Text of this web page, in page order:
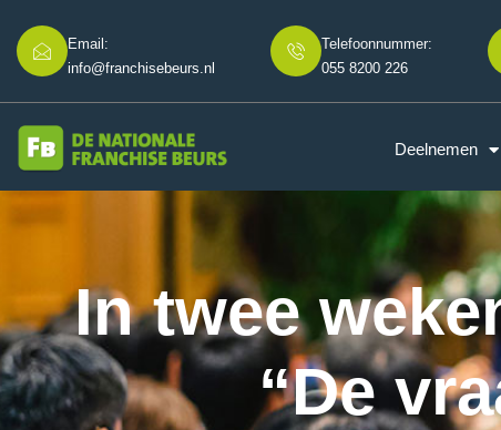
Email:
info@franchisebeurs.nl
Telefoonnummer:
055 8200 226
Deelnemen
In twee
“De